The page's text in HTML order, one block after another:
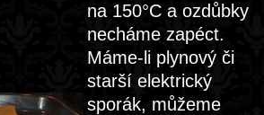
na 150°C a ozdůbky
necháme zapéct.
Máme-li plynový či
starší elektrický
sporák, můžeme